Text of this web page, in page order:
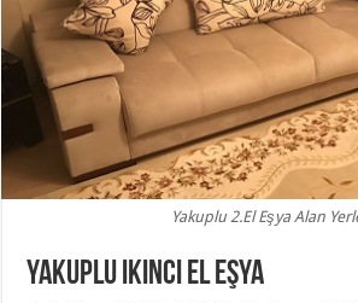
Yakuplu 2.El Eşya Alan
Yakuplu ikinci el eşya